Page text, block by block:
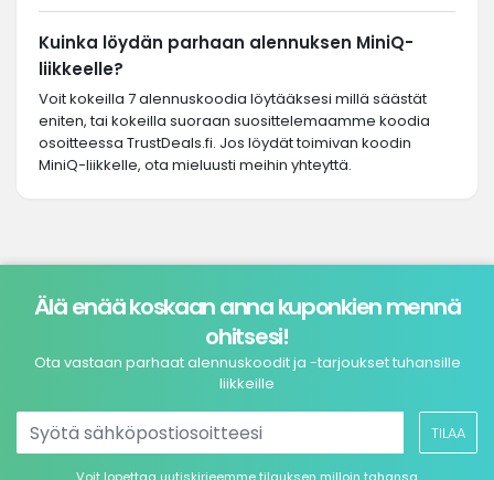
Kuinka löydän parhaan alennuksen MiniQ-
liikkeelle?
Voit kokeilla 7 alennuskoodia löytääksesi millä säästät
eniten, tai kokeilla suoraan suosittelemaamme koodia
osoitteessa TrustDeals.fi. Jos löydät toimivan koodin
MiniQ-liikkelle, ota mieluusti meihin yhteyttä.
Älä enää koskaan anna kuponkien mennä
ohitsesi!
Ota vastaan parhaat alennuskoodit ja -tarjoukset tuhansille
liikkeille
TILAA